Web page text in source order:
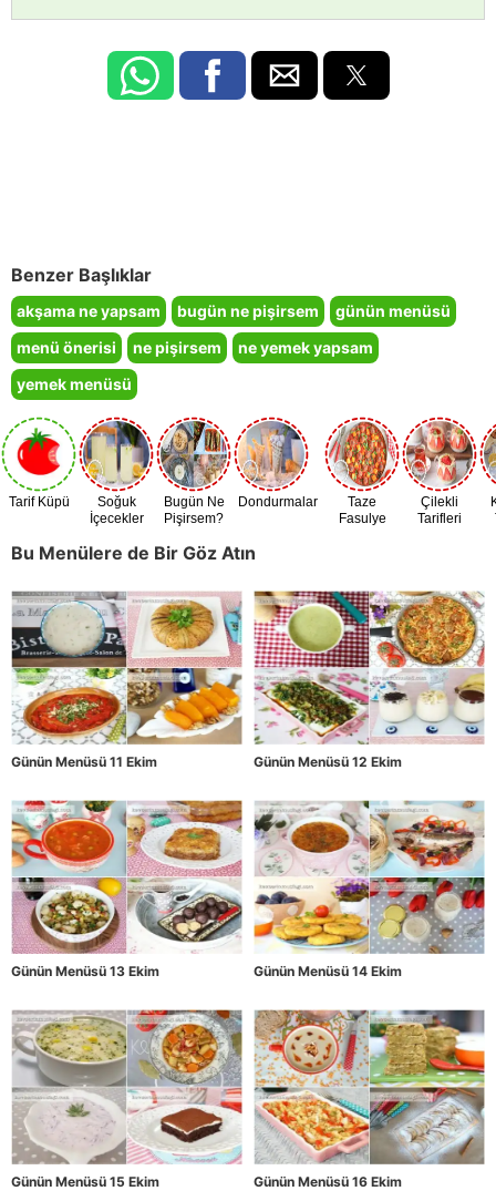
Benzer Başlıklar
akşama ne yapsam bugün ne pişirsem
günün menüsü
menü önerisi
ne pişirsem
ne yemek yapsam
yemek menüsü
Tarif Küpü
Soğuk
İçecekler
Bugün Ne
Pişirsem?
Dondurmalar
Taze
Fasulye
Çilekli
Tarifleri
Bu Menülere de Bir Göz Atın
Günün Menüsü 11 Ekim Günün Menüsü 12 Ekim
Günün Menüsü 13 Ekim Günün Menüsü 14 Ekim
Günün Menüsü 15 Ekim Günün Menüsü 16 Ekim